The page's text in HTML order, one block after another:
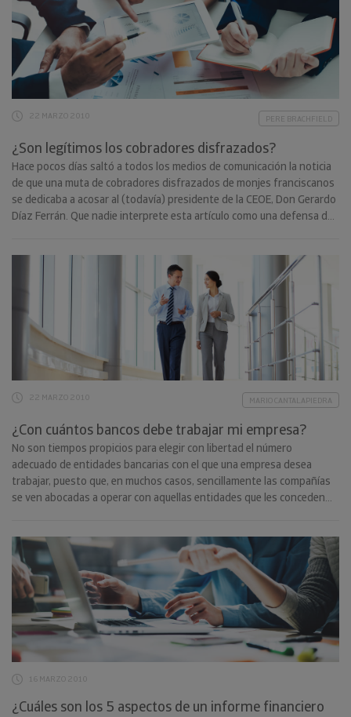
22 MARZO 2010 PERE BRACHFIELD
¿Son legítimos los cobradores disfrazados?
Hace pocos días saltó a todos los medios de comunicación la noticia
de que una muta de cobradores disfrazados de monjes franciscanos
se dedicaba a acosar al (todavía) presidente de la CEOE, Don Gerardo
Díaz Ferrán. Que nadie interprete esta artículo como una defensa del
22 MARZO 2010 MARIO CANTALAPIEDRA
¿Con cuántos bancos debe trabajar mi empresa?
No son tiempos propicios para elegir con libertad el número
adecuado de entidades bancarias con el que una empresa desea
trabajar, puesto que, en muchos casos, sencillamente las compañías
se ven abocadas a operar con aquellas entidades que les conceden
representa para una empresa, tanto la opción de trabajar con una
única entidad bancaria como la de hacerlo con varios bancos, y tener
esta perspectiva en mente.
16 MARZO 2010
¿Cuáles son los 5 aspectos de un informe financiero